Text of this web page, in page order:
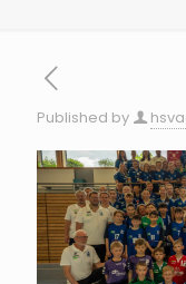
Published by